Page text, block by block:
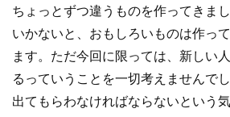
ちょっとずつ違うものを作ってきま
いかないと、おもしろいものは作っ
ます。ただ今回に限っては、新しい
るっていうことを一切考えませんで
出てもらわなければならないという